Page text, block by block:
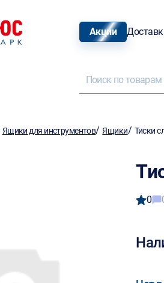
Акции
Ящики для инструментов/Ящики/ Тиски
0